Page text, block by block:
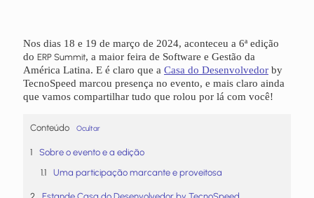
Nos dias 18 e 19 de março de 2024, aconteceu a 6ª edição
do ERP Summit, a maior feira de Software e Gestão da
América Latina. E é claro que a Casa do Desenvolvedor by
TecnoSpeed marcou presença no evento, e mais claro ainda
que vamos compartilhar tudo que rolou por lá com você!
Conteúdo Ocultar
Sobre o evento e a edição
Uma participação marcante e proveitosa